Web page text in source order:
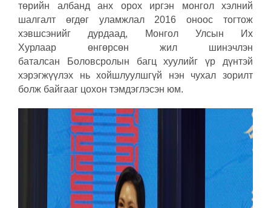
төрийн албанд анх орох иргэн монгол хэлний
шалгалт өгдөг уламжлал 2016 оноос тогтож
хэвшсэнийг дурдаад, Монгол Улсын Их
Хурлаар өнгөрсөн жил шинэчлэн
баталсан Боловсролын багц хуулийг үр дүнтэй
хэрэгжүүлэх нь хойшлуулшгүй нэн чухал зорилт
болж байгааг цохон тэмдэглэсэн юм.